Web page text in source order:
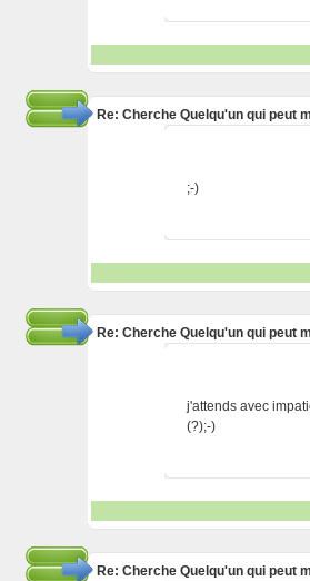
Re: Cherche Quelqu'un qui peut
;-)
Re: Cherche Quelqu'un qui peut
j'attends avec
(?);-)
Re: Cherche Quelqu'un qui peut